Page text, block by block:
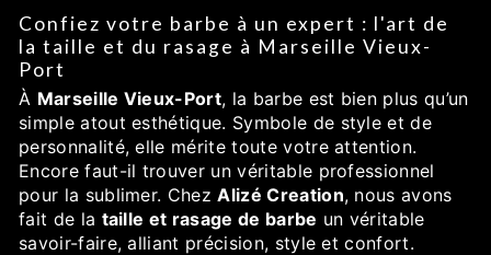
Confiez votre barbe à un expert : l'art de
la taille et du rasage à Marseille Vieux-
Port
À Marseille Vieux-Port, la barbe est bien plus qu’un
simple atout esthétique. Symbole de style et de
personnalité, elle mérite toute votre attention.
Encore faut-il trouver un véritable professionnel
pour la sublimer. ChezAlizé Creation, nous avons
fait de la taille et rasage de barbe un véritable
savoir-faire, alliant précision, style et confort.